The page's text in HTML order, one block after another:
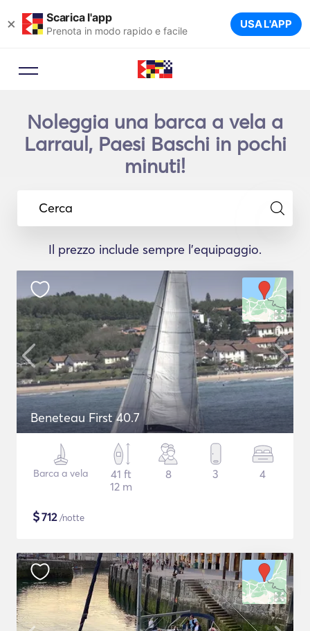
× Scarica l'app
Prenota in modo rapido e facile USA L'APP
Noleggia una barca a vela a
Larraul, Paesi Baschi in pochi
minuti!
Cerca
Il prezzo include sempre l'equipaggio.
Beneteau First 40.7
Barca a vela
41 ft
12 m
8 3 4
$712/notte